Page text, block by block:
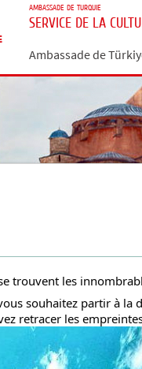
AMBASSADE DE TURQUIE
SERVICE DE LA
Ambassade de
trouvent les
souhaitez partir à la
retracer les